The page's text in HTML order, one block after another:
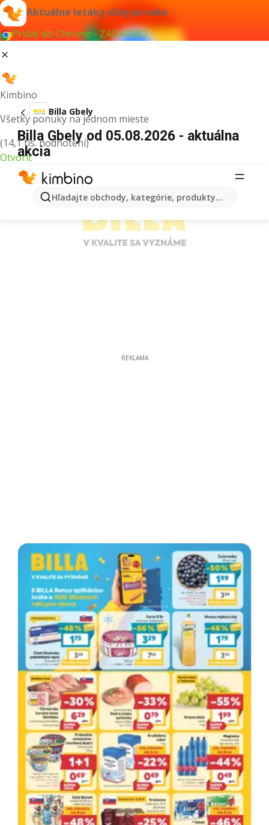
Aktuálne letáky vždy po ruke
Pridať do Chrome - ZADARMO
Kimbino
Všetky ponuky na jednom mieste
(14,1 tis. hodnotení)
Otvoriť
Hľadajte obchody, kategórie, produkty...
Billa Gbely
Billa Gbely od 05.08.2026 - aktuálna
akcia
REKLAMA